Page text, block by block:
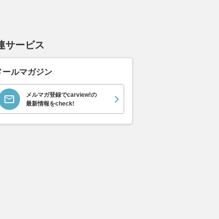
サービス
ールマガジン
メルマガ登録でcarview!の
最新情報をcheck!